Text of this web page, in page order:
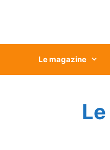
Le magazine